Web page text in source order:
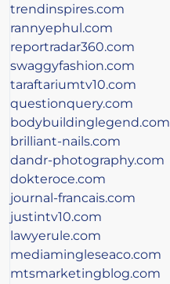
trendinspires.com
rannyephul.com
reportradar360.com
swaggyfashion.com
taraftariumtv10.com
questionquery.com
bodybuildinglegend.com
brilliant-nails.com
dandr-photography.com
dokteroce.com
journal-francais.com
justintv10.com
lawyerule.com
mediamingleseaco.com
mtsmarketingblog.com